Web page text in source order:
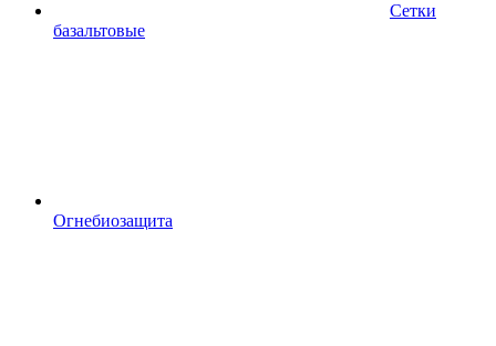
Сетки
базальтовые
Огнебиозащита